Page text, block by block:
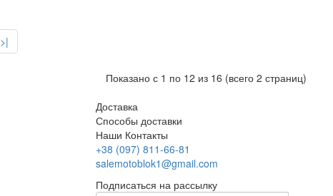
>|
Показано с 1 по 12 из 16 (всего 2 страниц)
Доставка
Способы доставки
Наши Контакты
+38 (097) 811-66-81
salemotoblok1@gmail.com
Подписаться на рассылку